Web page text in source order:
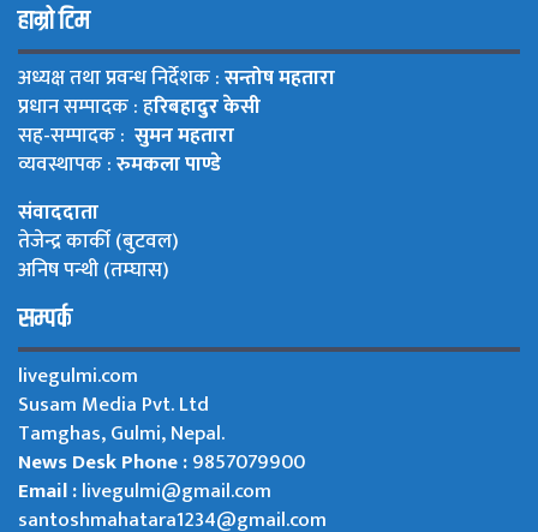
हाम्रो टिम
अध्यक्ष तथा प्रवन्ध निर्देशक :सन्तोष महतारा
प्रधान सम्पादक : हरिबहादुर केसी
सह-सम्पादक : सुमन महतारा
व्यवस्थापक :रुमकला पाण्डे
संवाददाता
तेजेन्द्र कार्की (बुटवल)
अनिष पन्थी (तम्घास)
सम्पर्क
livegulmi.com
Susam Media Pvt. Ltd
Tamghas, Gulmi, Nepal.
News Desk Phone :9857079900
Email :livegulmi@gmail.com
santoshmahatara1234@gmail.com